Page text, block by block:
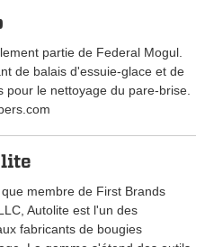
partie de Federal Mogul.
de balais d'essuie-glace et de
pour le nettoyage du pare-brise.
membre de First Brands
Autolite est l'un des
fabricants de bougies